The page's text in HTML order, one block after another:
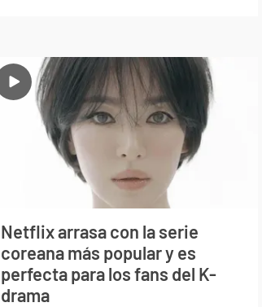
Netflix arrasa con la serie
coreana más popular y es
perfecta para los fans del K-
drama